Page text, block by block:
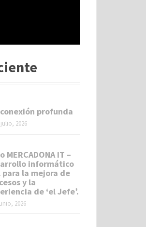
profunda
julio, 2026
MERCADONA IT –
informático
para la mejora de
y la
de ‘el Jefe’.
2026